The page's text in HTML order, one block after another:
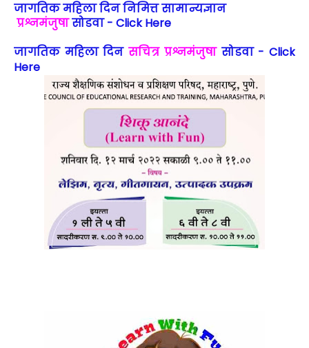
जागतिक महिला दिन निमित्त सामान्यज्ञान
प्रश्नमंजुषासोडवा - Click Here
जागतिक महिला दिनसचित्र प्रश्नमंजुषासोडवा - Click
Here